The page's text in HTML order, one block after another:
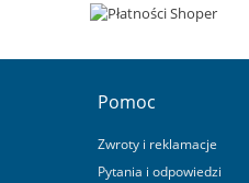
Pomoc
Zwroty i reklamacje
Pytania i odpowiedzi